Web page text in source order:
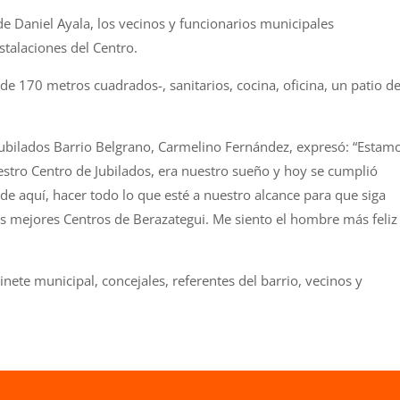
Daniel Ayala, los vecinos y funcionarios municipales
del Centro.
170 metros cuadrados-, sanitarios, cocina, oficina, un patio de
Barrio Belgrano, Carmelino Fernández, expresó:
Centro de Jubilados, era nuestro sueño y hoy se cumplió
aquí, hacer todo lo que esté a nuestro alcance para que siga
mejores Centros de Berazategui. Me siento el hombre más feliz
municipal, concejales, referentes del barrio, vecinos y